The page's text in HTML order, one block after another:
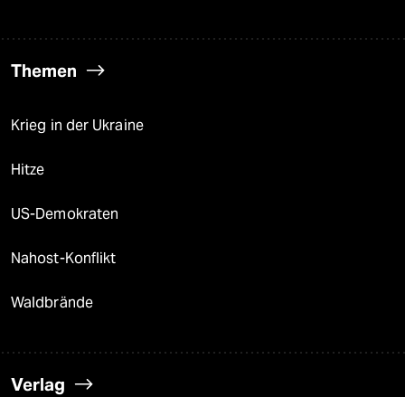
Themen
Krieg in der Ukraine
Hitze
US-Demokraten
Nahost-Konflikt
Waldbrände
Verlag